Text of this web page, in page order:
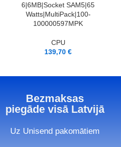
6|6MB|Socket SAM5|65
Watts|MultiPack|100-
100000597MPK
CPU
139,70€
Bezmaksas
piegāde visā Latvijā
Uz Unisend pakomātiem